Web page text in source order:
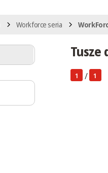
Workforce seria
Tusze
1 / 1